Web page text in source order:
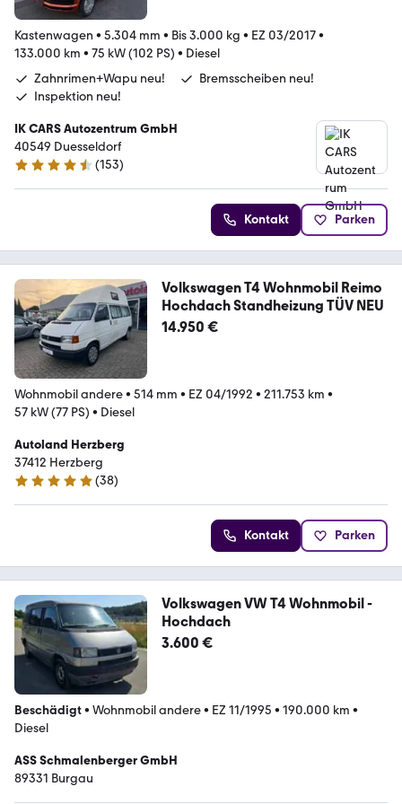
Kastenwagen • 5.304 mm • Bis 3.000 kg • EZ 03/2017•
133.000 km • 75 kW (102 PS) • Diesel
Zahnrimen+Wapu neu!
Bremsscheiben neu!
Inspektion neu!
IK CARS Autozentrum GmbH
40549 Duesseldorf
4.6 Sterne
(153)
Kontakt Parken
Volkswagen T4 Wohnmobil Reimo
Hochdach Standheizung TÜV NEU
14.950 €
Wohnmobil andere• 514 mm • EZ 04/1992 • 211.753 km •
57 kW (77 PS) • Diesel
Autoland Herzberg
37412 Herzberg
4.9 Sterne
(38)
Kontakt Parken
Volkswagen VW T4 Wohnmobil -
Hochdach
3.600 €
Beschädigt• Wohnmobil andere• EZ 11/1995 • 190.000 km •
Diesel
ASS Schmalenberger GmbH
89331 Burgau